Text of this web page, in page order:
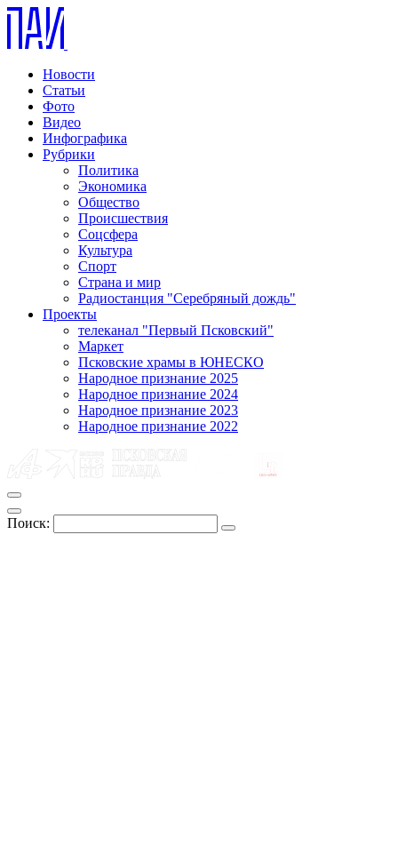
Новости
Статьи
Фото
Видео
Инфографика
Рубрики
Политика
Экономика
Общество
Происшествия
Соцсфера
Культура
Спорт
Страна и мир
Радиостанция "Серебряный дождь"
Проекты
телеканал "Первый Псковский"
Маркет
Псковские храмы в ЮНЕСКО
Народное признание 2025
Народное признание 2024
Народное признание 2023
Народное признание 2022
Поиск: